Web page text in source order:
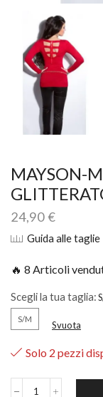
MAYSON-
24,90€
Guida alle taglie
🔥 8 Articoli
Scegli la tua taglia:
S/M Svuota
Solo 2 pezzi